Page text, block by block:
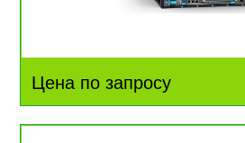
Цена по запросу